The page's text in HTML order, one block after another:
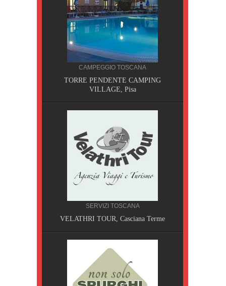
CAMPEGGIO TOSCANA
TORRE PENDENTE CAMPING
VILLAGE, Pisa
SERVIZI TOSCANA
VELATHRI TOUR, Casciana Terme